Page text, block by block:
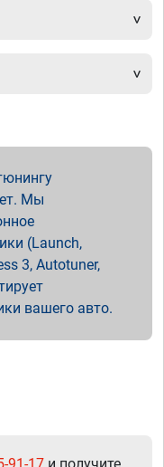
Мы
(Launch,
3, Autotuner,
вашего авто.